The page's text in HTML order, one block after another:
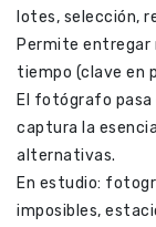
lotes, selección,
Permite entregar
tiempo (clave en
El fotógrafo pasa
captura la
alternativas.
En estudio:
imposibles,